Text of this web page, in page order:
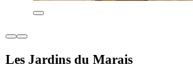
Les Jardins du Marais